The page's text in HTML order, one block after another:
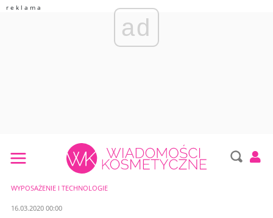
ad
WYPOSAŻENIE I TECHNOLOGIE
16.03.2020 00:00